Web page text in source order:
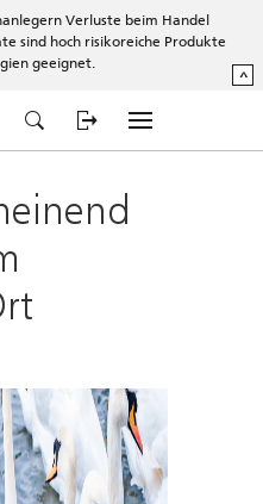
Verluste beim Handel
sind hoch risikoreiche Produkte
geeignet.
^